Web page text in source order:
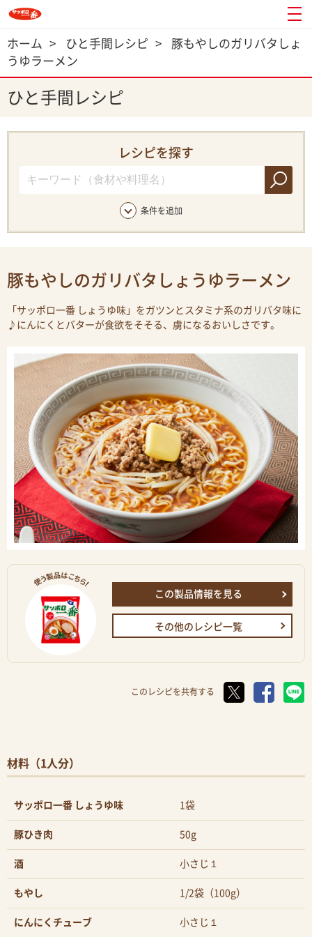
ホーム > ひと手間レシピ >
豚もやしのガリバタしょ
うゆラーメン
ひと手間レシピ
レシピを探す
条件を追加
豚もやしのガリバタしょうゆラーメン
「サッポロ一番 しょうゆ味」をガツンとスタミナ系のガリバタ味に
♪にんにくとバターが食欲をそそる、虜になるおいしさです。
この製品情報を見る
その他のレシピ一覧
このレシピを共有する
材料（1人分）
サッポロ一番 しょうゆ味 1袋
豚ひき肉 50g
酒 小さじ１
もやし 1/2袋（100g）
にんにくチューブ 小さじ１